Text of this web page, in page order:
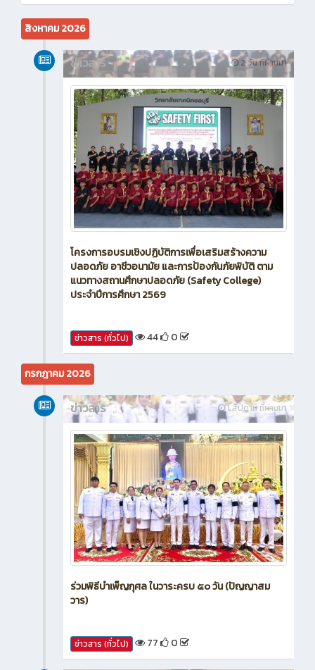
สิงหาคม 2026
2 วัน ที่ผ่านมา
ข่าวสาร
โครงการอบรมเชิงปฏิบัติการเพื่อเสริมสร้างความ
ปลอดภัย อาชีวอนามัย และการป้องกันภัยพิบัติ ตาม
แนวทางสถานศึกษาปลอดภัย (Safety College)
ประจำปีการศึกษา 2569
ข่าวสาร (ทั่วไป) 44 0
กรกฎาคม 2026
1 สัปดาห์ ที่ผ่านมา
ข่าวสาร
ร่วมพิธีบำเพ็ญกุศล ในวาระครบ ๕๐ วัน (ปัญญาสม
วาร)
ข่าวสาร (ทั่วไป) 77 0